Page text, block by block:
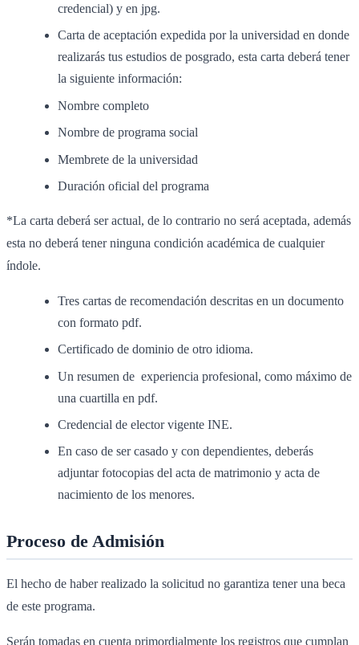
credencial) y en jpg.
Carta de aceptación expedida por la universidad en donde
realizarás tus estudios de posgrado, esta carta deberá tener
la siguiente información:
Nombre completo
Nombre de programa social
Membrete de la universidad
Duración oficial del programa
*La carta deberá ser actual, de lo contrario no será aceptada, además
esta no deberá tener ninguna condición académica de cualquier
índole.
Tres cartas de recomendación descritas en un documento
con formato pdf.
Certificado de dominio de otro idioma.
Un resumen de experiencia profesional, como máximo de
una cuartilla en pdf.
Credencial de elector vigente INE.
En caso de ser casado y con dependientes, deberás
adjuntar fotocopias del acta de matrimonio y acta de
nacimiento de los menores.
Proceso de Admisión
El hecho de haber realizado la solicitud no garantiza tener una beca
de este programa.
Serán tomadas en cuenta primordialmente los registros que cumplan